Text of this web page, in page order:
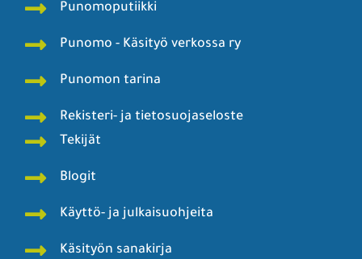
Punomoputiikki
Punomo - Käsityö verkossa ry
Punomon tarina
Rekisteri- ja tietosuojaseloste
Tekijät
Blogit
Käyttö- ja julkaisuohjeita
Käsityön sanakirja